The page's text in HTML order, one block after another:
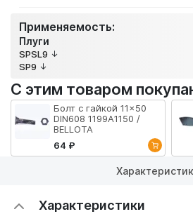
Применяемость:
Плуги
SPSL9
SP9
С этим товаром
Болт с гайкой 11x50
DIN608 1199A1150 /
BELLOTA
64 ₽
Характеристики